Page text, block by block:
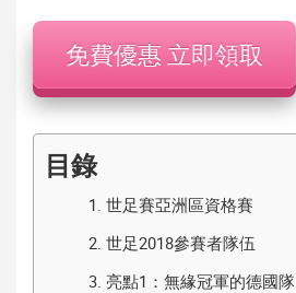
免費優惠 立即領取
目錄
1. 世足賽亞洲區資格賽
2. 世足2018參賽者隊伍
3. 亮點1：無緣冠軍的德國隊